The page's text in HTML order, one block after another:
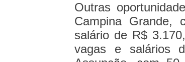
Outras
Campina Grande,
salário de R$
vagas e salários